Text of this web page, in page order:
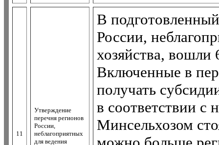
11
Утверждение
перечня регионов
России,
неблагоприятных
для ведения
В
России,
хозяйства, вошли
Включенные в
получать
в соответствии с
Минсельхозом